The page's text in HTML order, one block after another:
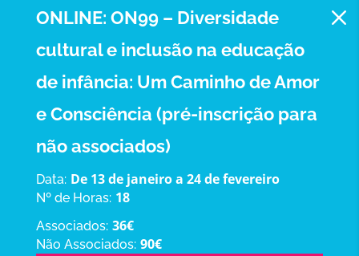
ONLINE: ON99 – Diversidade
cultural e inclusão na educação
de infância: Um Caminho de Amor
e Consciência (pré-inscrição para
não associados)
Data: De 13 de janeiro a 24 de fevereiro
Nº de Horas: 18
Associados: 36€
Não Associados: 90€
M